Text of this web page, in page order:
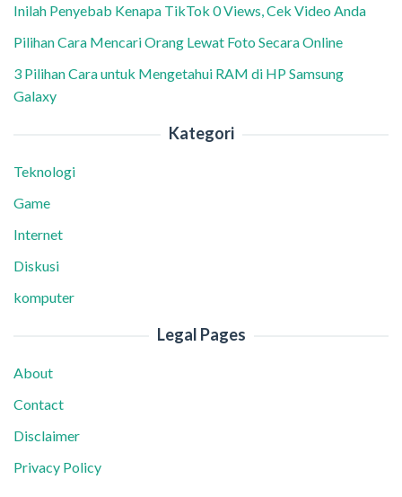
Inilah Penyebab Kenapa TikTok 0 Views, Cek Video Anda
Pilihan Cara Mencari Orang Lewat Foto Secara Online
3 Pilihan Cara untuk Mengetahui RAM di HP Samsung
Galaxy
Kategori
Teknologi
Game
Internet
Diskusi
komputer
Legal Pages
About
Contact
Disclaimer
Privacy Policy